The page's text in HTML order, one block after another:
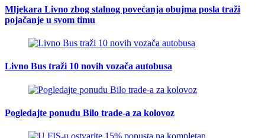
Mljekara Livno zbog stalnog povećanja obujma posla traži
pojačanje u svom timu
Livno Bus traži 10 novih vozača autobusa
Pogledajte ponudu Bilo trade-a za kolovoz